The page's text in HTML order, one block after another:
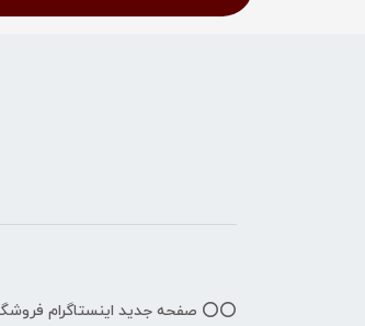
⭕️⭕️ صفحه جدید اینستاگرام